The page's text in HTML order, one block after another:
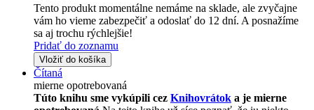
Tento produkt momentálne nemáme na sklade, ale zvyčajne
vám ho vieme zabezpečiť a odoslať do 12 dní. A posnažíme
sa aj trochu rýchlejšie!
Pridať do zoznamu
Vložiť do košíka
Čítaná
mierne opotrebovaná
Túto knihu sme vykúpili cez Knihovrátok a je mierne